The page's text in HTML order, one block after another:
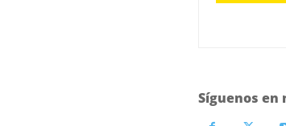
Síguenos en